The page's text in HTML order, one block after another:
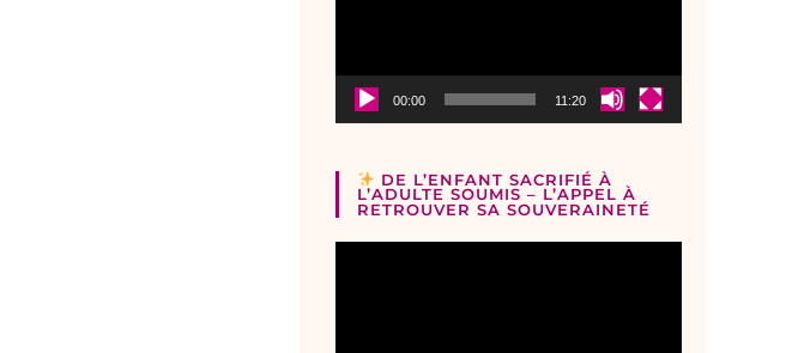
00:00 11:20
DE L’ENFANT SACRIFIÉ À
L’ADULTE SOUMIS – L’APPEL À
RETROUVER SA SOUVERAINETÉ